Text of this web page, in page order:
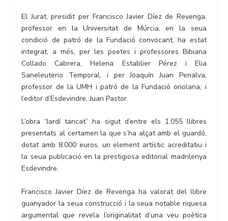
El Jurat, presidit per Francisco Javier Díez de Revenga,
professor en la Universitat de Múrcia, en la seua
condició de patró de la Fundació convocant, ha estat
integrat, a més, per les poetes i professores Bibiana
Collado Cabrera, Helena Establier Pérez i Elia
Saneleuterio Temporal, i per Joaquín Juan Penalva,
professor de la UMH i patró de la Fundació oriolana; i
l’editor d’Esdevindre, Juan Pastor.
L’obra “Jardí tancat” ha sigut d’entre els 1.055 llibres
presentats al certamen la que s’ha alçat amb el guardó,
dotat amb 8.000 euros, un element artístic acreditatiu i
la seua publicació en la prestigiosa editorial madrilenya
Esdevindre.
Francisco Javier Díez de Revenga ha valorat del llibre
guanyador la seua construcció i la seua notable riquesa
argumental que revela l’originalitat d’una veu poètica